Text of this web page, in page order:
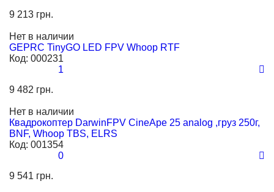
9 213 грн.
Нет в наличии
GEPRC TinyGO LED FPV Whoop RTF
Код: 000231
1
9 482 грн.
Нет в наличии
Квадрокоптер DarwinFPV CineApe 25 analog ,груз 250г,
BNF, Whoop TBS, ELRS
Код: 001354
0
9 541 грн.